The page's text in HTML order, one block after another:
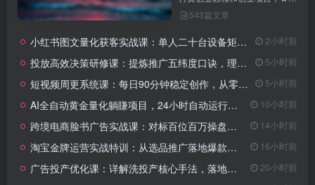
日更新★知识付费VIP创业课程
包含自媒体，拼多多，淘宝电商
音快手等，创业就找新发现资源
543篇文章
小红书图文量化获客实战课：单人二十台设备矩阵搭建，标准化流程高效批量引流获客 2小时前
投放高效决策研修课：提炼推广五纬度口诀，理清推广全流程判断逻辑 5小时前
短视频周更系统课：每日90分钟稳定创作，从零涨粉至18000实现月入八千 5小时前
AI全自动黄金量化躺賺项目，24小时自动运行，月入2W！ 10小时前
跨境电商脸书广告实战课：对标百位百万操盘手，系统化运营告别盲目投放试错 14小时前
淘宝金牌运营实战特训：从选品推广落地爆款打造，店铺运营全链路拆解 16小时前
广告投产优化课：详解洗投产核心手法，落地多场景投放提效增收方案 20小时前